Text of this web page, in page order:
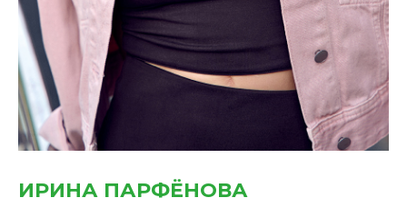
ИРИНА ПАРФЁНОВА